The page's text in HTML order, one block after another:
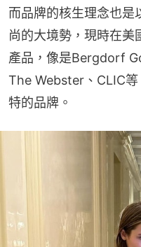
而品牌的核生理念也是
尚的大境勢，現時在美
產品，像是Bergdorf
The Webster、CLIC
特的品牌。